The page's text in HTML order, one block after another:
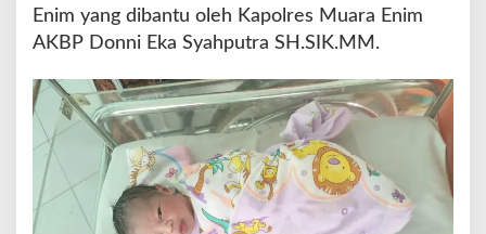
s
T
g
a
l
R
e
o
Enim yang dibantu oleh Kapolres Muara Enim
AKBP Donni Eka Syahputra SH.SIK.MM.